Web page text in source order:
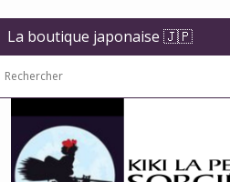
La boutique japonaise 🇯🇵
petite
sorcière
Papeterie
-
Kiki
la
petite
sorcière